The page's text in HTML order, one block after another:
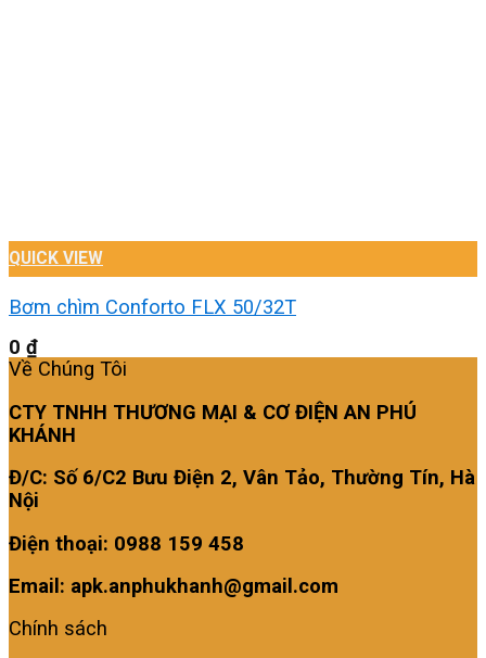
QUICK VIEW
Bơm chìm Conforto FLX 50/32T
0 ₫
Về Chúng Tôi
CTY TNHH THƯƠNG MẠI & CƠ ĐIỆN AN PHÚ
KHÁNH
Đ/C: Số 6/C2 Bưu Điện 2, Vân Tảo, Thường Tín, Hà
Nội
Điện thoại: 0988 159 458
Email: apk.anphukhanh@gmail.com
Chính sách